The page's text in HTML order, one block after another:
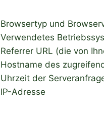
Browsertyp und
Verwendetes
Referrer URL (die von
Hostname des
Uhrzeit der
IP-Adresse